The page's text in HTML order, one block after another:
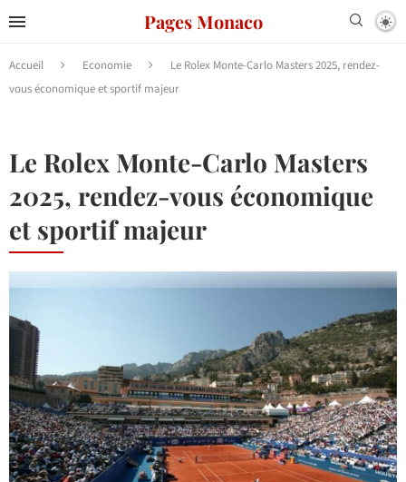
Pages Monaco
Accueil Economie
Le Rolex Monte-Carlo Masters 2025, rendez-
vous économique et sportif majeur
Le Rolex Monte-Carlo Masters
2025, rendez-vous économique
et sportif majeur